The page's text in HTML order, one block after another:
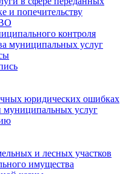
и попечительству
контроля
муниципальных услуг
юридических ошибках
муниципальных услуг
и лесных участков
имущества